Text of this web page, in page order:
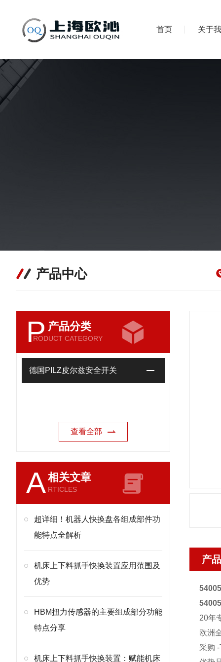
首页 关于
产品中心
P 产品分类
RODUCT CATEGORY
德国PILZ皮尔兹安全开关
查看全部
A相关文章
RTICLES
超详细！机器人快换盘各组成部件功
能特点全解析
机床上下料抓手快换装置应用范围及
优势
HBM扭力传感器的主要组成部分功能
特点分享
机床上下料抓手快换装置：赋能机床
产
20年
欧洲
采购